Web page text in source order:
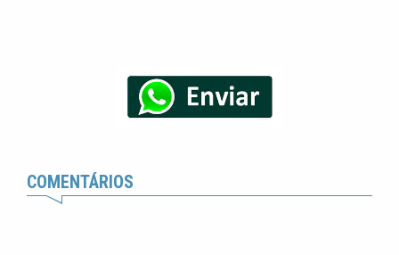
COMENTÁRIOS